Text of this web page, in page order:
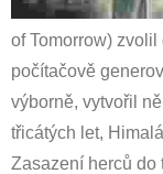
of Tomorrow)
počítačově
výborně, vytvořil
třicátých let,
Zasazení herců do